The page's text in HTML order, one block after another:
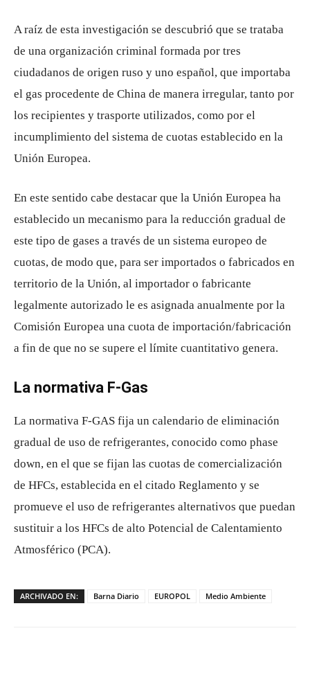
A raíz de esta investigación se descubrió que se trataba
de una organización criminal formada por tres
ciudadanos de origen ruso y uno español, que importaba
el gas procedente de China de manera irregular, tanto por
los recipientes y trasporte utilizados, como por el
incumplimiento del sistema de cuotas establecido en la
Unión Europea.
En este sentido cabe destacar que la Unión Europea ha
establecido un mecanismo para la reducción gradual de
este tipo de gases a través de un sistema europeo de
cuotas, de modo que, para ser importados o fabricados en
territorio de la Unión, al importador o fabricante
legalmente autorizado le es asignada anualmente por la
Comisión Europea una cuota de importación/fabricación
a fin de que no se supere el límite cuantitativo genera.
La normativa F-Gas
La normativa F-GAS fija un calendario de eliminación
gradual de uso de refrigerantes, conocido como phase
down, en el que se fijan las cuotas de comercialización
de HFCs, establecida en el citado Reglamento y se
promueve el uso de refrigerantes alternativos que puedan
sustituir a los HFCs de alto Potencial de Calentamiento
Atmosférico (PCA).
ARCHIVADO EN: Barna Diario EUROPOL Medio Ambiente